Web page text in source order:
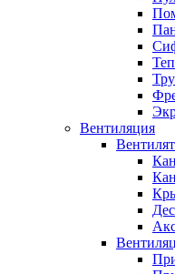
Вентиляция